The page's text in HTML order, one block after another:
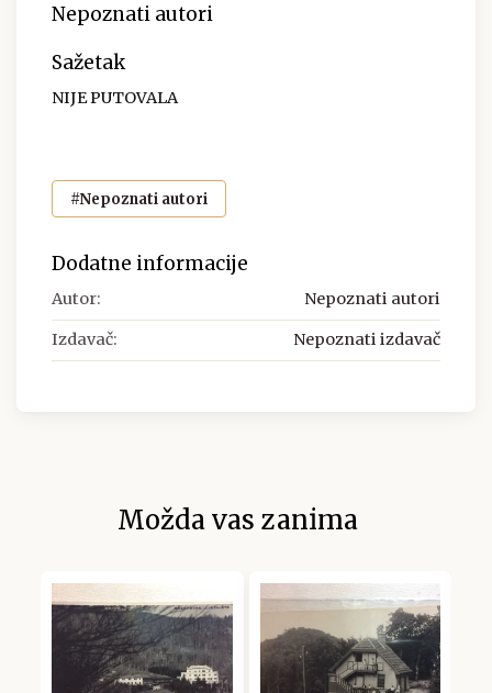
Nepoznati autori
Sažetak
NIJE PUTOVALA
#Nepoznati autori
Dodatne informacije
Autor: Nepoznati autori
Izdavač: Nepoznati izdavač
Možda vas zanima